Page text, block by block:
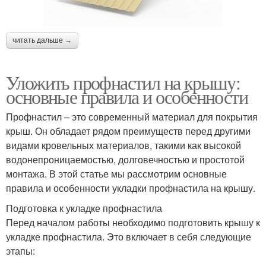
читать дальше →
Уложить профнастил на крышу:
основные правила и особенности
Профнастил – это современный материал для покрытия
крыш. Он обладает рядом преимуществ перед другими
видами кровельных материалов, такими как высокой
водонепроницаемостью, долговечностью и простотой
монтажа. В этой статье мы рассмотрим основные
правила и особенности укладки профнастила на крышу.
Подготовка к укладке профнастила
Перед началом работы необходимо подготовить крышу к
укладке профнастила. Это включает в себя следующие
этапы: